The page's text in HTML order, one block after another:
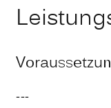
---